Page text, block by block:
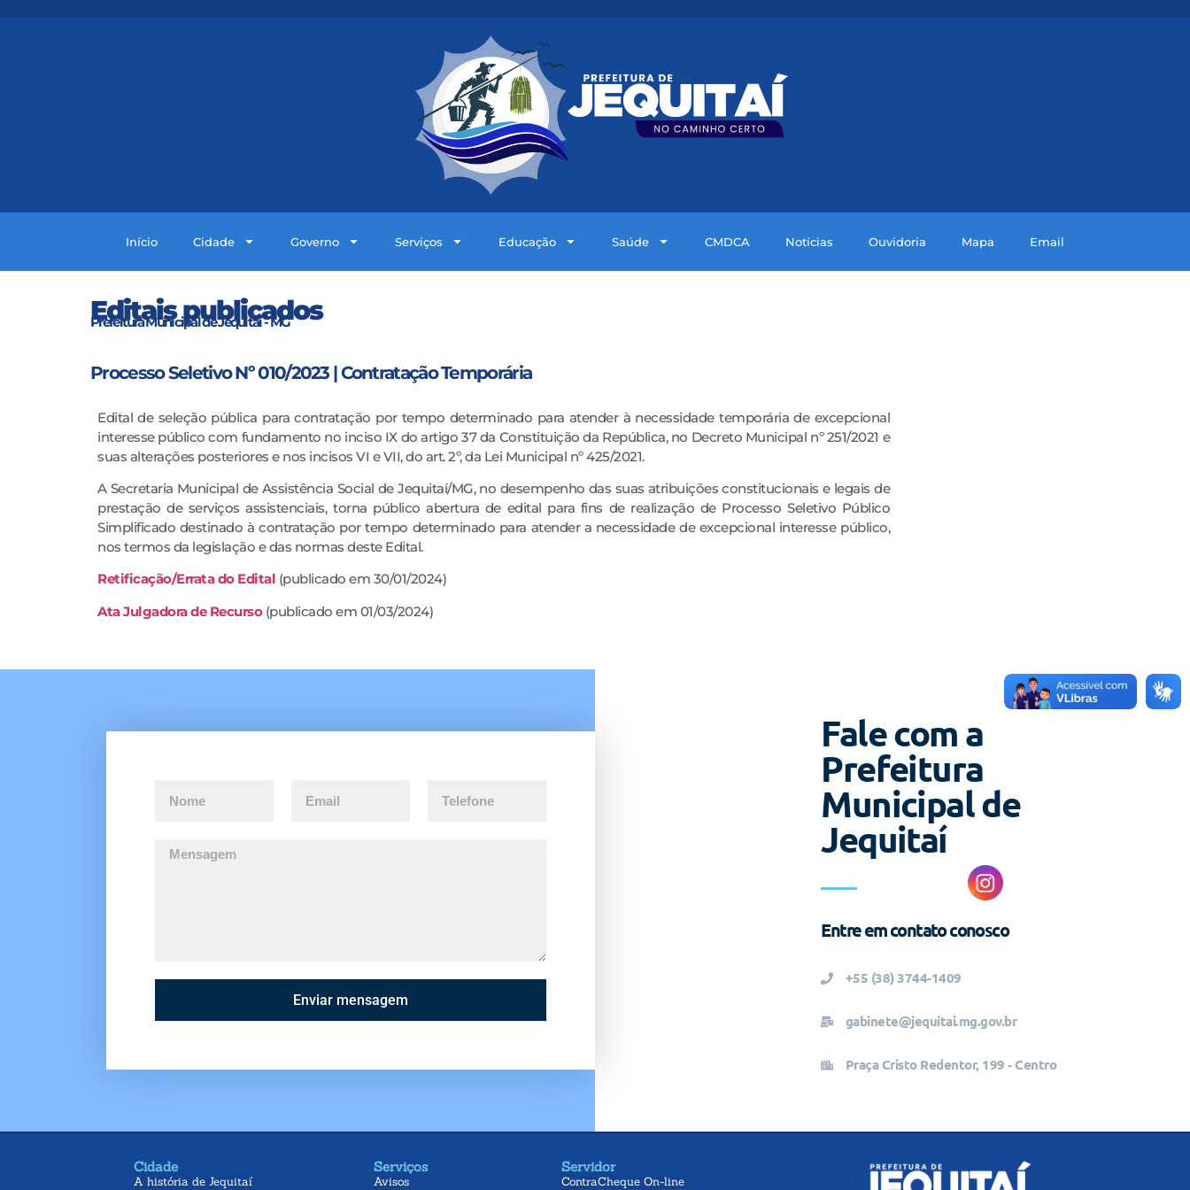
Início Cidade Governo Serviços Educação Saúde CMDCA Notícias Ouvidoria Mapa Email
Editais publicados
Prefeitura Municipal de Jequitaí - MG
Processo Seletivo Nº 010/2023 | Contratação Temporária
Edital de seleção pública para contratação por tempo determinado para atender à necessidade temporária de excepcional
interesse público com fundamento no inciso IX do artigo 37 da Constituição da República, no Decreto Municipal nº 251/2021 e
suas alterações posteriores e nos incisos VI e VII, do art. 2º, da Lei Municipal nº 425/2021.
A Secretaria Municipal de Assistência Social de Jequitaí/MG, no desempenho das suas atribuições constitucionais e legais de
prestação de serviços assistenciais, torna público abertura de edital para fins de realização de Processo Seletivo Público
Simplificado destinado à contratação por tempo determinado para atender a necessidade de excepcional interesse público,
nos termos da legislação e das normas deste Edital.
Retificação/Errata do Edital (publicado em 30/01/2024)
Ata Julgadora de Recurso (publicado em 01/03/2024)
Enviar mensagem
Fale com a
Prefeitura
Municipal de
Jequitaí
Entre em contato conosco
+55 (38) 3744-1409
gabinete@jequitai.mg.gov.br
Praça Cristo Redentor, 199 - Centro
Cidade
A história de Jequitaí
Serviços
Avisos
Servidor
ContraCheque On-line